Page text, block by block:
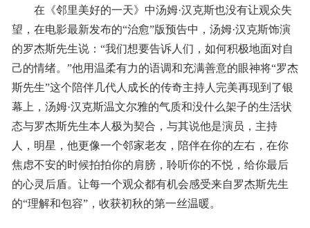
在《邻里美好的一天》中汤姆·汉克斯也没有让观众失
望，在电影最新发布的“治愈”版预告中，汤姆·汉克斯饰演
的罗杰斯先生说：“我们想要告诉人们，如何积极地面对自
己的情绪。”他用温柔有力的语调和充满善意的眼神将“罗杰
斯先生”这个陪伴几代人成长的传奇主持人完美再现到了银
幕上，汤姆·汉克斯温文尔雅的气质和没什么架子的生活状
态与罗杰斯先生本人极为契合，与其说他是演员，主持
人，明星，他更像一个邻家老友，陪伴在你的左右，在你
焦虑不安的时候拍拍你的肩膀，聆听你的不悦，给你最后
的心灵后盾。让每一个观众都有机会感受来自罗杰斯先生
的“理解和包容”，收获初秋的第一丝温暖。